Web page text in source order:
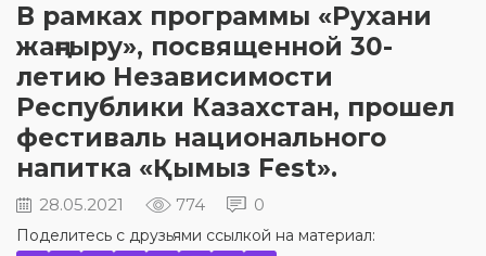
В рамках программы «Рухани
жаңғыру», посвященной 30-
летию Независимости
Республики Казахстан, прошел
фестиваль национального
напитка «Қымыз Fest».
28.05.2021 774 0
Поделитесь с друзьями ссылкой на материал: